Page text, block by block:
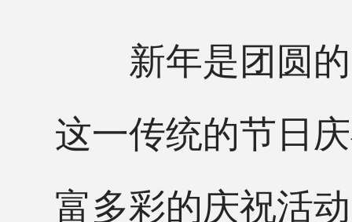
新年是团圆的
这一传统的节日
富多彩的庆祝活